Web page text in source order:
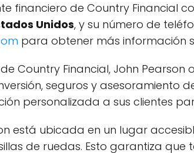
financiero de Country Financial
Unidos, y su número de
para obtener más información
Country Financial, John
seguros y asesoramiento
personalizada a sus clientes
está ubicada en un lugar
de ruedas. Esto garantiza que